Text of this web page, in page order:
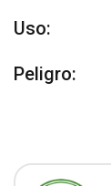
Uso:
Peligro: